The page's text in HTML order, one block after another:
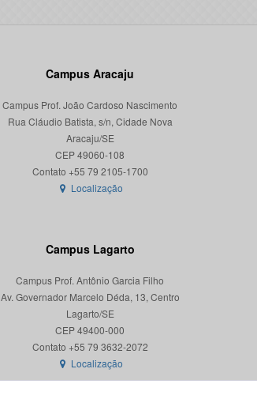
Campus Aracaju
Campus Prof. João Cardoso Nascimento
Rua Cláudio Batista, s/n, Cidade Nova
Aracaju/SE
CEP 49060-108
Localização
Campus Lagarto
Campus Prof. Antônio Garcia Filho
Av. Governador Marcelo Déda, 13, Centro
Lagarto/SE
CEP 49400-000
Localização